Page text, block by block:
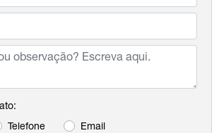
Telefone Email